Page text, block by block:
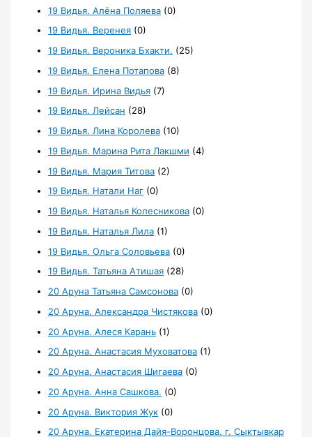
19 Видья. Алёна Поляева (0)
19 Видья. Веренея (0)
19 Видья. Вероника Бхакти. (25)
19 Видья. Елена Потапова (8)
19 Видья. Ирина Видья (7)
19 Видья. Лейсан (28)
19 Видья. Лина Королева (10)
19 Видья. Марина Рита Лакшми (4)
19 Видья. Мария Титова (2)
19 Видья. Натали Наг (0)
19 Видья. Наталья Колесникова (0)
19 Видья. Наталья Лила (1)
19 Видья. Ольга Соловьева (0)
19 Видья. Татьяна Атишая (28)
20 Аруна Татьяна Самсонова (0)
20 Аруна. Александра Чистякова (0)
20 Аруна. Алеся Карань (1)
20 Аруна. Анастасия Муховатова (1)
20 Аруна. Анастасия Шигаева (0)
20 Аруна. Анна Сашкова. (0)
20 Аруна. Виктория Жук (0)
20 Аруна. Екатерина Дайя-Воронцова. г. Сыктывкар